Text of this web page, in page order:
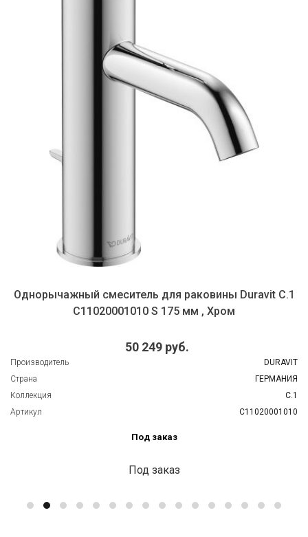
Однорычажный смеситель для раковины Duravit С.1
C11020001010 S 175 мм , Хром
50 249 руб.
Производитель
DURAVIT
Страна
ГЕРМАНИЯ
Коллекция
C.1
Артикул
C11020001010
Под заказ
Под заказ